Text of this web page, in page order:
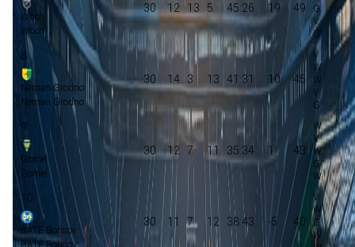
Isloch
Isloch
30 12 13 5 45:26 19 49
8
Neman Grodno
Neman Grodno
30 14 3 13 41:31 10 45
9
Gomel
Gomel
30 12 7 11 35:34 1 43
10
BATE Borisov
BATE Borisov
30 11 7 12 38:43 -5 40